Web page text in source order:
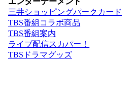
三井ショッピングパークカード
TBS番組コラボ商品
TBS番組案内
ライブ配信スカパー！
TBSドラマグッズ